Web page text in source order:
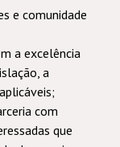
e comunidade
a excelência
a
com
que